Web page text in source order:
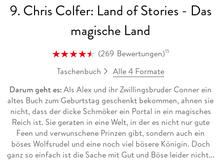
9. Chris Colfer: Land of Stories - Das
magische Land
(269 Bewertungen)15
Taschenbuch
Alle 4 Formate
Darum geht es:Als Alex und ihr Zwillingsbruder Conner ein
altes Buch zum Geburtstag geschenkt bekommen, ahnen sie
nicht, dass der dicke Schmöker ein Portal in ein magisches
Reich ist. Sie geraten in eine Welt, in der es nicht nur gute
Feen und verwunschene Prinzen gibt, sondern auch ein
böses Wolfsrudel und eine noch viel bösere Königin. Doch
ganz so einfach ist die Sache mit Gut und Böse leider nicht...